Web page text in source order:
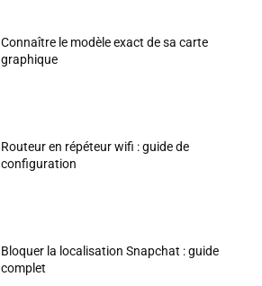
Connaître le modèle exact de sa carte
graphique
Routeur en répéteur wifi : guide de
configuration
Bloquer la localisation Snapchat : guide
complet